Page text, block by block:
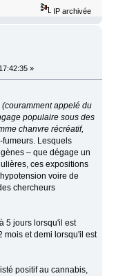
IP archivée
»
(couramment appelé du
populaire sous des
chanvre récréatif,
Lesquels
– que dégage un
ces expositions
voire de
chercheurs
5 jours lorsqu'il est
mois et demi lorsqu'il est
positif au cannabis,